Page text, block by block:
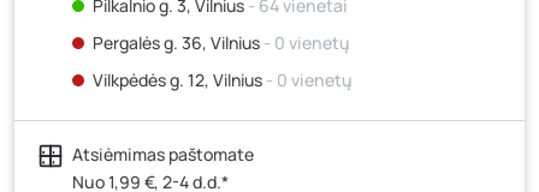
Pilkalnio g. 3, Vilnius - 64 vienetai
Pergalės g. 36, Vilnius - 0 vienetų
Vilkpėdės g. 12, Vilnius - 0 vienetų
Ateities g. 15, Vilnius- 0 vienetų
Kauno r., Narsiečių k., Vytauto g. 183, Kaunas
vienetų
Atsiėmimas paštomate
Nuo 1,99 €, 2-4 d.d.*